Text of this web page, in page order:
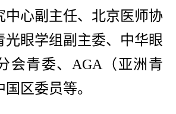
中心副主任、北京医师协
光眼学组副主委、中华眼
会青委、 AGA（亚洲青
区委员等。